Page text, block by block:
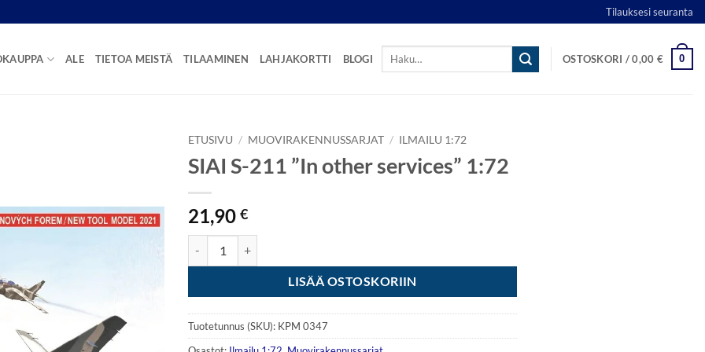
Tilauksesi seuranta
ALE TIETOA MEISTÄ TILAAMINEN LAHJAKORTTI BLOGI
Etsi:
OSTOSKORI /0,00 € 0
ETUSIVU / MUOVIRAKENNUSSARJAT / ILMAILU 1:72
SIAI S-211 ”In other services” 1:72
21,90 €
LISÄÄ OSTOSKORIIN
Tuotetunnus (SKU): KPM 0347